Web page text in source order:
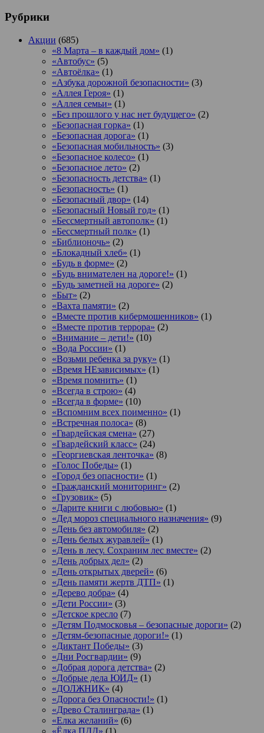
Рубрики
Акции (685)
«8 Марта – в каждый дом» (1)
«Автобус» (5)
«Автоёлка» (1)
«Азбука дорожной безопасности» (3)
«Аллея Героя» (1)
«Аллея семьи» (1)
«Без прошлого у нас нет будущего» (2)
«Безопасная горка» (1)
«Безопасная дорога» (1)
«Безопасная мобильность» (3)
«Безопасное колесо» (1)
«Безопасное лето» (2)
«Безопасность детства» (1)
«Безопасность» (1)
«Безопасный двор» (14)
«Безопасный Новый год» (1)
«Бессмертный автополк» (1)
«Бессмертный полк» (1)
«Библионочь» (2)
«Блокадный хлеб» (1)
«Будь в форме» (2)
«Будь внимателен на дороге!» (1)
«Будь заметней на дороге» (2)
«Быт» (2)
«Вахта памяти» (2)
«Вместе против кибермошенников» (1)
«Вместе против террора» (2)
«Внимание – дети!» (10)
«Вода России» (1)
«Возьми ребенка за руку» (1)
«Время НЕзависимых» (1)
«Время помнить» (1)
«Всегда в строю» (4)
«Всегда в форме» (10)
«Вспомним всех поименно» (1)
«Встречная полоса» (8)
«Гвардейская смена» (27)
«Гвардейский класс» (24)
«Георгиевская ленточка» (8)
«Голос Победы» (1)
«Город без опасности» (1)
«Гражданский мониторинг» (2)
«Грузовик» (5)
«Дарите книги с любовью» (1)
«Дед мороз специального назначения» (9)
«День без автомобиля» (2)
«День белых журавлей» (1)
«День в лесу. Сохраним лес вместе» (2)
«День добрых дел» (2)
«День открытых дверей» (6)
«День памяти жертв ДТП» (1)
«Дерево добра» (4)
«Дети России» (3)
«Детское кресло (7)
«Детям Подмосковья – безопасные дороги» (2)
«Детям-безопасные дороги!» (1)
«Диктант Победы» (3)
«Дни Росгвардии» (9)
«Добрая дорога детства» (2)
«Добрые дела ЮИД» (1)
«ДОЛЖНИК» (4)
«Дорога без Опасности!» (1)
«Древо Сталинграда» (1)
«Елка желаний» (6)
«Ёлка ПДД» (1)